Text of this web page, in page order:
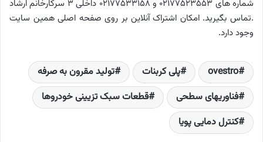
شماره های 02177523553 و 02177533158 داخلی 3 سرکارخانم ارشاد
.تماس بگیرید. امکان اشتراک آنلاین بر روی صفحه اصلی همین سایت
وجود دارد.
ovestro پلی­ کربنات
تولید مقرون به صرفه
فناوری­های سطحی
قطعات سبک تزیینی خودروها
کنترل دمایی پویا